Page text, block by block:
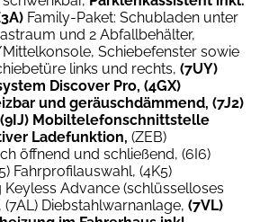
Family-Paket: Schubladen unter
und 2 Abfallbehälter,
Schiebefenster sowie
links und rechts, (7UY)
Discover Pro, (4GX)
und geräuschdämmend, (7J2)
Mobiltelefonschnittstelle
Ladefunktion, (ZEB)
öffnend und schließend, (6I6)
Fahrprofilauswahl, (4K5)
Advance (schlüsselloses
Diebstahlwarnanlage, (7VL)